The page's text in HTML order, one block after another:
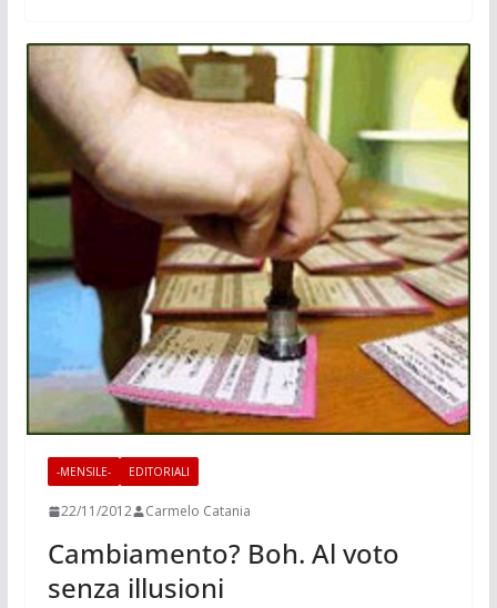
-MENSILE- EDITORIALI
22/11/2012 Carmelo Catania
Cambiamento? Boh. Al voto
senza illusioni